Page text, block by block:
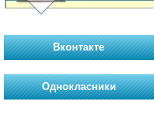
Вконтакте
Однокласники